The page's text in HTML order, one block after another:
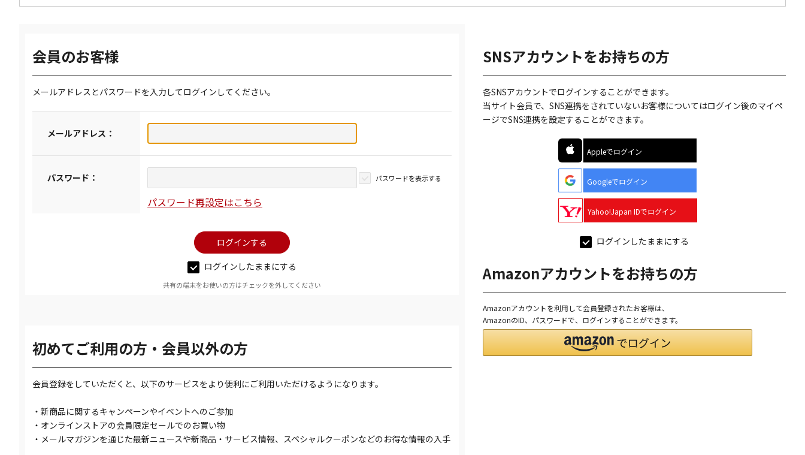
会員のお客様
メールアドレスとパスワードを入力してログインしてください。
メールアドレス：
パスワード： パスワードを表示する
パスワード再設定はこちら
ログインしたままにする
共有の端末をお使いの方はチェックを外してください
初めてご利用の方・会員以外の方
会員登録をしていただくと、以下のサービスをより便利にご利用いただけるようになります。
・新商品に関するキャンペーンやイベントへのご参加
・オンラインストアの会員限定セールでのお買い物
・メールマガジンを通じた最新ニュースや新商品・サービス情報、スペシャルクーポンなどのお得な情報の入手
SNSアカウントをお持ちの方
各SNSアカウントでログインすることができます。
当サイト会員で、SNS連携をされていないお客様についてはログイン後のマイペ
ージでSNS連携を設定することができます。
Appleでログイン
Googleでログイン
Yahoo!Japan IDでログイン
ログインしたままにする
Amazonアカウントをお持ちの方
Amazonアカウントを利用して会員登録されたお客様は、
AmazonのID、パスワードで、ログインすることができます。